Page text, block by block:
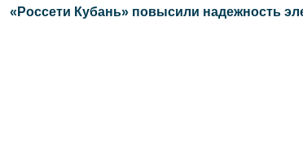
«Россети Кубань» повысили надежность